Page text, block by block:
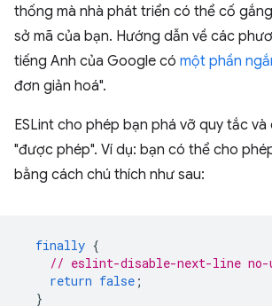
thống mà nhà phát triển có thể cố
sở mã của bạn. Hướng dẫn về các
tiếng Anh của Google có một phần
đơn giản hoá".
ESLint cho phép bạn phá vỡ quy tắc và
"được phép". Ví dụ: bạn có thể cho
bằng cách chú thích như sau:
finally {
// eslint-disable-next-line
return false ;
}